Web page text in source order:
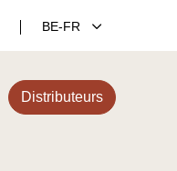
BE‑FR
Distributeurs